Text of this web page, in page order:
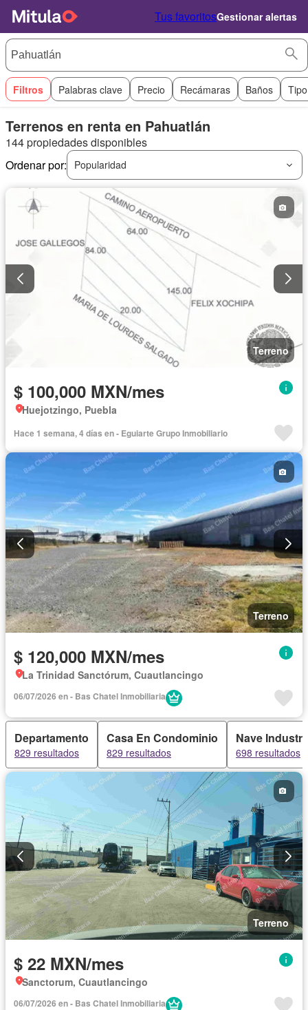
Tus favoritosGestionar alertas
Filtros Palabras clave Precio Recámaras Baños
Terrenos en renta en Pahuatlán
144 propiedades disponibles
Ordenar por:
Popularidad
Terreno
$ 100,000 MXN/mes
Huejotzingo, Puebla
Hace 1 semana, 4 días en - Eguiarte Grupo Inmobiliario
Terreno
$ 120,000 MXN/mes
La Trinidad Sanctórum, Cuautlancingo
06/07/2026 en - Bas Chatel Inmobiliaria
Departamento
829 resultados
Casa En Condominio
829 resultados
Nave
698 resultados
Terreno
$ 22 MXN/mes
Sanctorum, Cuautlancingo
06/07/2026 en - Bas Chatel Inmobiliaria